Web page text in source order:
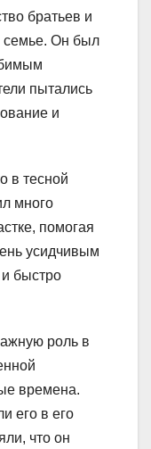
братьев и
семье. Он был
пытались
и
в тесной
много
помогая
усидчивым
быстро
роль в
времена.
его в его
что он